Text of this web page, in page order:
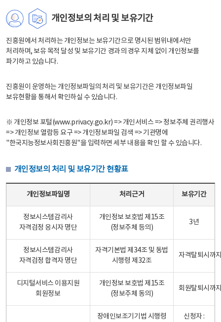
개인정보의 처리 및 보유기간
진흥원에서 처리하는 개인정보는 보유기간으로 명시된 범위내에서만
처리하며, 보유 목적 달성 및 보유기간 경과의 경우 지체 없이 개인정보를
파기하고 있습니다.
진흥원이 운영하는 개인정보파일의 처리 및 보유기간은 개인정보파일
보유현황을 통해서 확인하실 수 있습니다.
※ 개인정보 포털(www.privacy.go.kr) => 개인서비스 => 정보주체 권리행사
=> 개인정보 열람등 요구 => 개인정보파일 검색 => 기관명에
"한국지능정보사회진흥원"을 입력하면 세부 내용을 확인 할 수 있습니다.
개인정보의 처리 및 보유기간 현황표
개인정보파일명 처리근거 보유기간
정보시스템감리사
자격검정 응시자 명단
개인정보 보호법 제15조
(정보주체 등의)
3년
정보시스템감리사
자격검정 합격자 명단
자격기본법 제34조 및 동법
시행령 제32조
자격탈퇴시까
디지털서비스 이용지원
회원정보
개인정보 보호법 제15조
(정보주체 동의)
회원탈퇴시까
장애인보조기기법 시행령
신청자 :